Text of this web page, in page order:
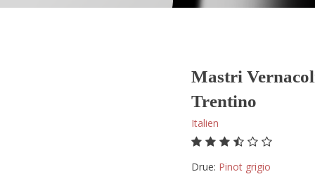
Mastri
Trentino
Italien
Drue: pinot grigio